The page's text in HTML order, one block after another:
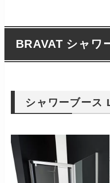
BRAVAT シャワ
シャワーブース